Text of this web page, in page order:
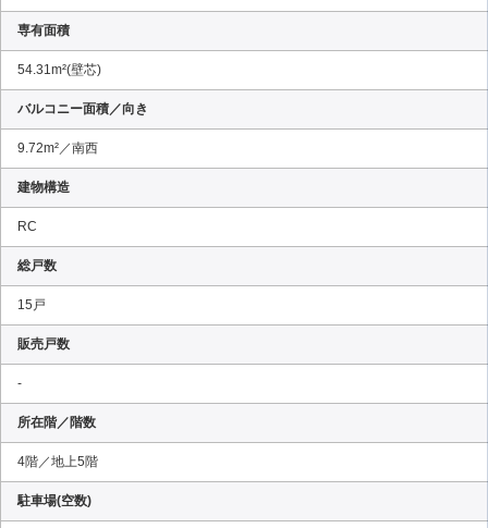
専有面積
54.31m²(壁芯)
バルコニー面積／向き
9.72m²／南西
建物構造
RC
総戸数
15戸
販売戸数
-
所在階／階数
4階／地上5階
駐車場(空数)